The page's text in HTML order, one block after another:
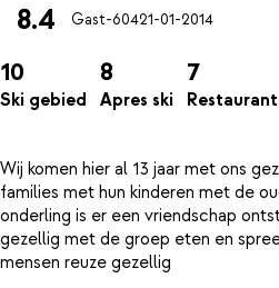
8.4 Gast-60421-01-2014
10
Ski gebied
8
Apres ski
7
Wij komen hier al 13 jaar met ons
families met hun kinderen met de
onderling is er een vriendschap
gezellig met de groep eten en